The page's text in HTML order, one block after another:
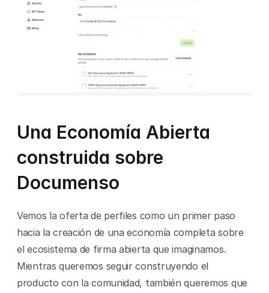
Una Economía Abierta
construida sobre
Documenso
Vemos la oferta de perfiles como un primer paso
hacia la creación de una economía completa sobre
el ecosistema de firma abierta que imaginamos.
Mientras queremos seguir construyendo el
producto con la comunidad, también queremos que